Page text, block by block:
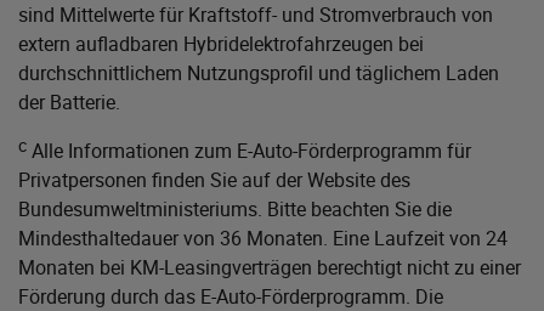
sind Mittelwerte für Kraftstoff- und Stromverbrauch von
extern aufladbaren Hybridelektrofahrzeugen bei
durchschnittlichem Nutzungsprofil und täglichem Laden
der Batterie.
c Alle Informationen zum E-Auto-Förderprogramm für
Privatpersonen finden Sie auf der Website des
Bundesumweltministeriums. Bitte beachten Sie die
Mindesthaltedauer von 36 Monaten. Eine Laufzeit von 24
Monaten bei KM-Leasingverträgen berechtigt nicht zu einer
Förderung durch das E-Auto-Förderprogramm. Die